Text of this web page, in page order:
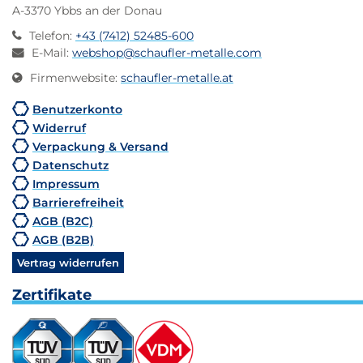
A-3370 Ybbs an der Donau
Telefon: +43 (7412) 52485-600
E-Mail: webshop@schaufler-metalle.com
Firmenwebsite: schaufler-metalle.at
Benutzerkonto
Widerruf
Verpackung & Versand
Datenschutz
Impressum
Barrierefreiheit
AGB (B2C)
AGB (B2B)
Vertrag widerrufen
Zertifikate